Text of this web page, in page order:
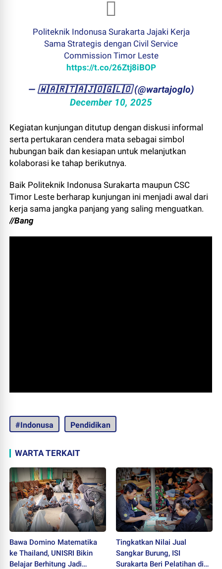
Politeknik Indonusa Surakarta Jajaki Kerja
Sama Strategis dengan Civil Service
Commission Timor Leste
https://t.co/26Ztj8iBOP
— ​🇼​​🇦​​🇷​​🇹​​🇦​​🇯​​🇴​​🇬​​🇱​​🇴 (@wartajoglo)
December 10, 2025
Kegiatan kunjungan ditutup dengan diskusi informal
serta pertukaran cendera mata sebagai simbol
hubungan baik dan kesiapan untuk melanjutkan
kolaborasi ke tahap berikutnya.
Baik Politeknik Indonusa Surakarta maupun CSC
Timor Leste berharap kunjungan ini menjadi awal dari
kerja sama jangka panjang yang saling menguatkan.
//Bang
#Indonusa Pendidikan
WARTA TERKAIT
Bawa Domino Matematika
ke Thailand, UNISRI Bikin
Belajar Berhitung Jadi
Tingkatkan Nilai Jual
Sangkar Burung, ISI
Surakarta Beri Pelatihan di